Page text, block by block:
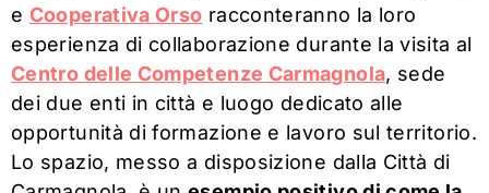
e Cooperativa Orso racconteranno la loro
esperienza di collaborazione durante la visita al
Centro delle Competenze Carmagnola, sede
dei due enti in città e luogo dedicato alle
opportunità di formazione e lavoro sul territorio.
Lo spazio, messo a disposizione dalla Città di